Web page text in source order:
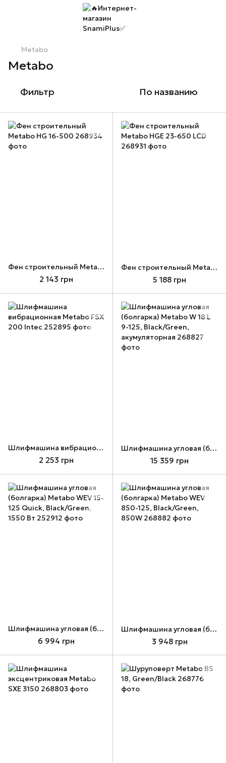
Metabo
Metabo
Фильтр По названию
Фен строительный Metabo HG 16-500
2 143 грн
Фен строительный Metabo HGE 23-650 LCD
5 188 грн
Шлифмашина вибрационная Metabo FSX 200 Intec
2 253 грн
Шлифмашина угловая (болгарка) Metabo W 18 L 9-125, Black/Green, акумуляторная
15 359 грн
Шлифмашина угловая (болгарка) Metabo WEV 15-125 Quick, Black/Green, 1550 Вт
6 994 грн
Шлифмашина угловая (болгарка) Metabo WEV 850-125, Black/Green, 850W
3 948 грн